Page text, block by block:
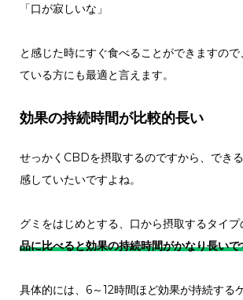
「口が寂しいな」
と感じた時にすぐ食べることができますの
ている方にも最適と言えます。
効果の持続時間が比較的長い
せっかくCBDを摂取するのですから、でき
感していたいですよね。
グミをはじめとする、口から摂取するタイプ
品に比べると効果の持続時間がかなり長いで
具体的には、6～12時間ほど効果が持続する